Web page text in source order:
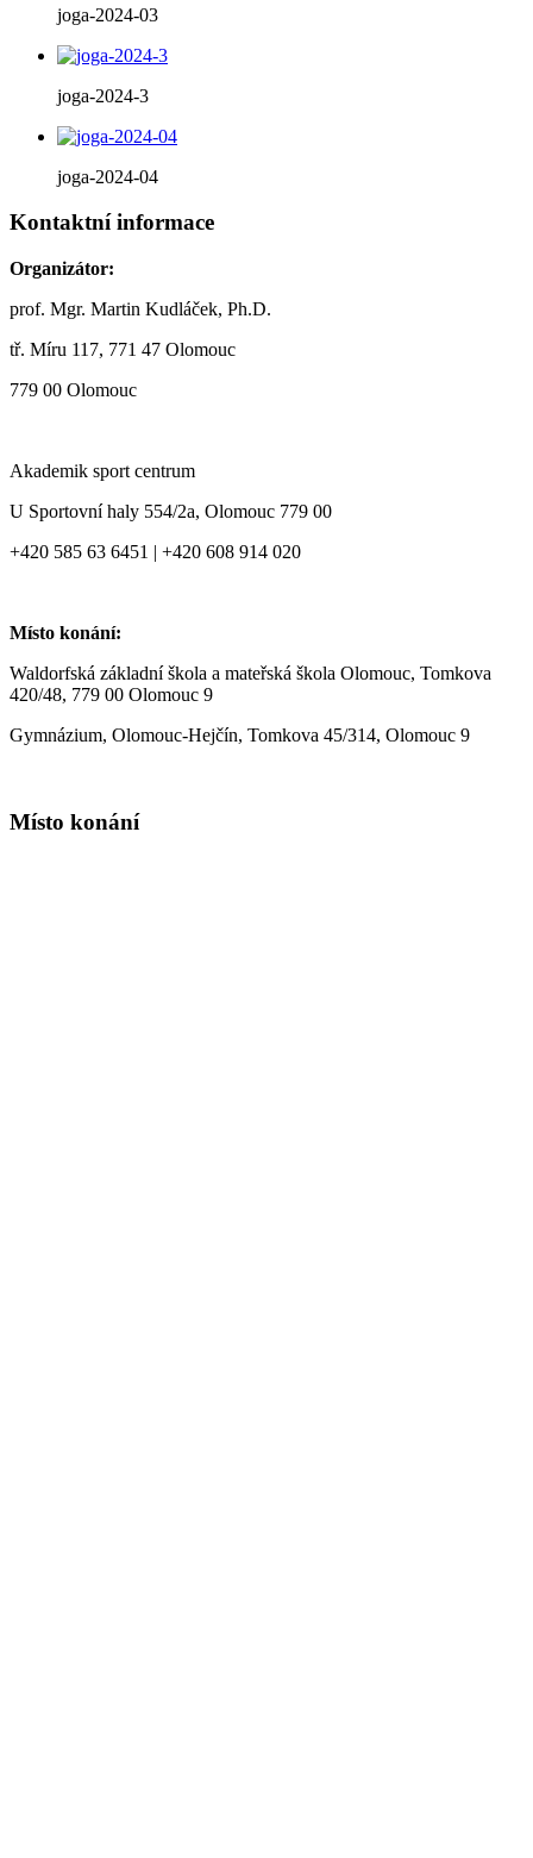
joga-2024-03
joga-2024-3
joga-2024-04
Kontaktní informace
Organizátor:
prof. Mgr. Martin Kudláček, Ph.D.
tř. Míru 117, 771 47 Olomouc
779 00 Olomouc
Akademik sport centrum
U Sportovní haly 554/2a, Olomouc 779 00
+420 585 63 6451 | +420 608 914 020
Místo konání:
Waldorfská základní škola a mateřská škola Olomouc, Tomkova
420/48, 779 00 Olomouc 9
Gymnázium, Olomouc-Hejčín, Tomkova 45/314, Olomouc 9
Místo konání